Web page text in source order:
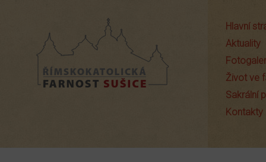
Hlavní
Aktuality
Život ve
Sakrální
Kontakty